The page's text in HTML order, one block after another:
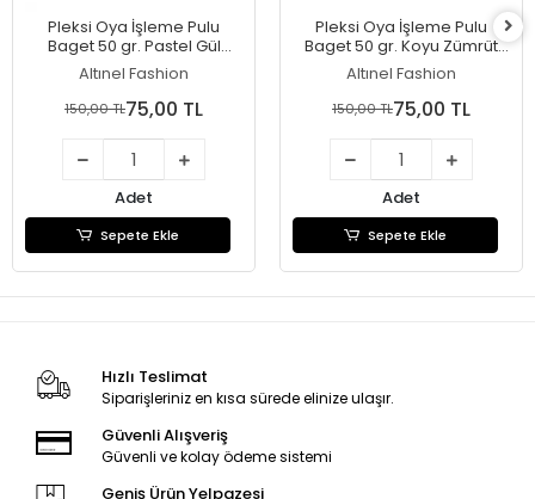
Pleksi Oya İşleme Pulu
Baget 50 gr. Pastel Gül
(baget02-46)
Altınel Fashion
150,00 TL75,00 TL
Adet
Sepete Ekle
Pleksi Oya İşleme Pulu
Baget 50 gr. Koyu Zümrüt
(baget02-44)
Altınel Fashion
150,00 TL75,00 TL
Adet
Sepete Ekle
Hızlı Teslimat
Siparişleriniz en kısa sürede elinize ulaşır.
Güvenli Alışveriş
Güvenli ve kolay ödeme sistemi
Geniş Ürün Yelpazesi